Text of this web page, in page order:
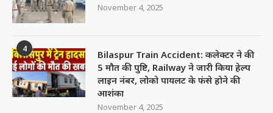
November 4, 2025
4
Bilaspur Train Accident: कलेक्टर ने की
5 मौत की पुष्टि, Railway ने जारी किया हेल्प
लाइन नंबर, लोको पायलट के फंसे होने की
आशंका
November 4, 2025